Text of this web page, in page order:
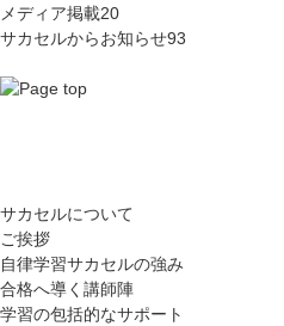
メディア掲載20
サカセルからお知らせ93
サカセルについて
ご挨拶
自律学習サカセルの強み
合格へ導く講師陣
学習の包括的なサポート